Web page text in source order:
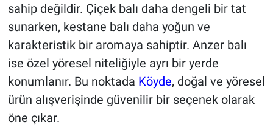
sahip değildir. Çiçek balı daha dengeli bir tat
sunarken, kestane balı daha yoğun ve
karakteristik bir aromaya sahiptir. Anzer balı
ise özel yöresel niteliğiyle ayrı bir yerde
konumlanır. Bu noktada Köyde, doğal ve yöresel
ürün alışverişinde güvenilir bir seçenek olarak
öne çıkar.